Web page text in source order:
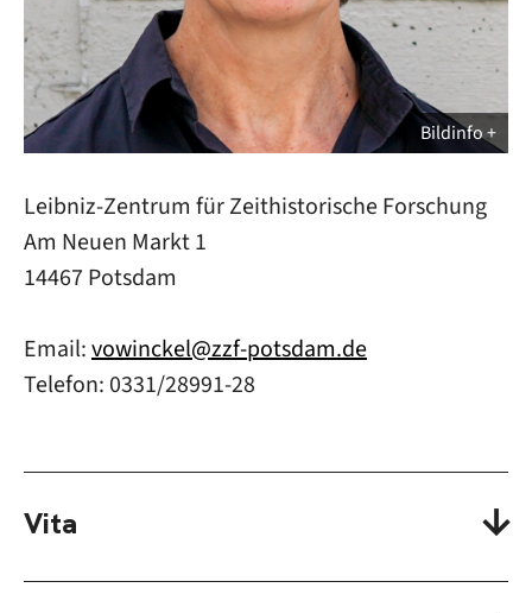
Bildinfo
Leibniz-Zentrum für Zeithistorische Forschung
Am Neuen Markt 1
14467 Potsdam
Email:vowinckel@zzf-potsdam.de
Telefon: 0331/28991-28
Vita